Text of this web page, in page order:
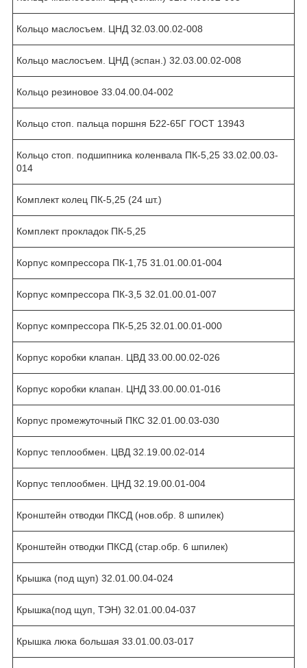
Кольцо маслосъем. ЦНД 32.03.00.02-008
Кольцо маслосъем. ЦНД (эспан.) 32.03.00.02-008
Кольцо резиновое 33.04.00.04-002
Кольцо стоп. пальца поршня Б22-65Г ГОСТ 13943
Кольцо стоп. подшипника коленвала ПК-5,25 33.02.00.03-
014
Комплект колец ПК-5,25 (24 шт.)
Комплект прокладок ПК-5,25
Корпус компрессора ПК-1,75 31.01.00.01-004
Корпус компрессора ПК-3,5 32.01.00.01-007
Корпус компрессора ПК-5,25 32.01.00.01-000
Корпус коробки клапан. ЦВД 33.00.00.02-026
Корпус коробки клапан. ЦНД 33.00.00.01-016
Корпус промежуточный ПКС 32.01.00.03-030
Корпус теплообмен. ЦВД 32.19.00.02-014
Корпус теплообмен. ЦНД 32.19.00.01-004
Кронштейн отводки ПКСД (нов.обр. 8 шпилек)
Кронштейн отводки ПКСД (стар.обр. 6 шпилек)
Крышка (под щуп) 32.01.00.04-024
Крышка(под щуп, ТЭН) 32.01.00.04-037
Крышка люка большая 33.01.00.03-017